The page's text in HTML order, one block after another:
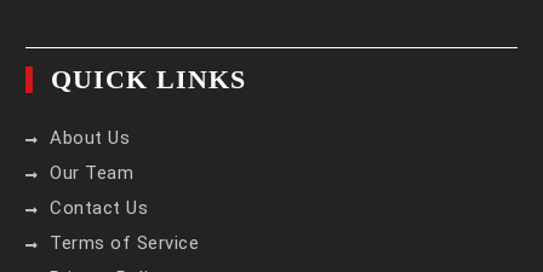
QUICK LINKS
About Us
Our Team
Contact Us
Terms of Service